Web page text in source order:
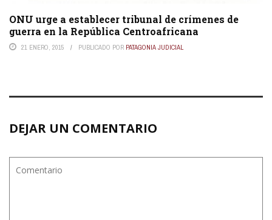
ONU urge a establecer tribunal de crímenes de
guerra en la República Centroafricana
21 ENERO, 2015 PUBLICADO POR PATAGONIA JUDICIAL
DEJAR UN COMENTARIO